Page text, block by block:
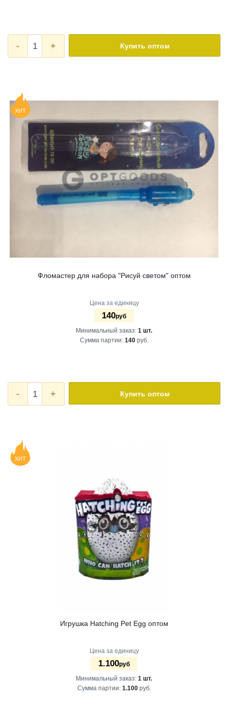
- + Купить оптом
ХИТ
Фломастер для набора "Рисуй светом" оптом
Цена за единицу
140руб
Минимальный заказ: 1 шт.
Сумма партии: 140руб.
- + Купить оптом
ХИТ
Игрушка Hatching Pet Egg оптом
Цена за единицу
1.100руб
Минимальный заказ: 1 шт.
Сумма партии: 1.100руб.